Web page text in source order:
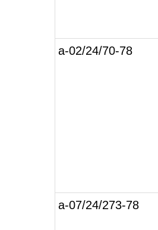
а-02/24/70-78
а-07/24/273-78